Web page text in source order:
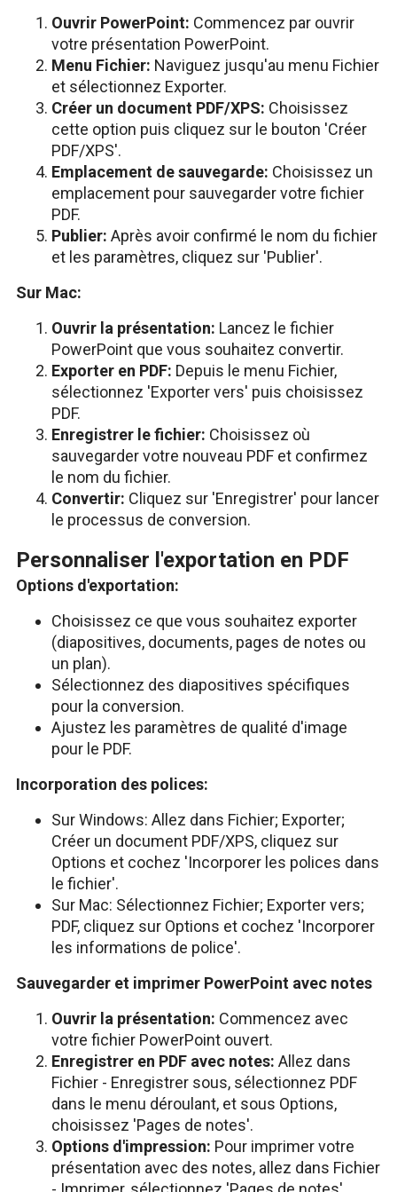
Ouvrir PowerPoint: Commencez par ouvrir
votre présentation PowerPoint.
Menu Fichier: Naviguez jusqu'au menu Fichier
et sélectionnez Exporter.
Créer un document PDF/XPS: Choisissez
cette option puis cliquez sur le bouton 'Créer
PDF/XPS'.
Emplacement de sauvegarde: Choisissez un
emplacement pour sauvegarder votre fichier
PDF.
Publier: Après avoir confirmé le nom du fichier
et les paramètres, cliquez sur 'Publier'.
Sur Mac:
Ouvrir la présentation: Lancez le fichier
PowerPoint que vous souhaitez convertir.
Exporter en PDF: Depuis le menu Fichier,
sélectionnez 'Exporter vers' puis choisissez
PDF.
Enregistrer le fichier: Choisissez où
sauvegarder votre nouveau PDF et confirmez
le nom du fichier.
Convertir: Cliquez sur 'Enregistrer' pour lancer
le processus de conversion.
Personnaliser l'exportation en PDF
Options d'exportation:
Choisissez ce que vous souhaitez exporter
(diapositives, documents, pages de notes ou
un plan).
Sélectionnez des diapositives spécifiques
pour la conversion.
Ajustez les paramètres de qualité d'image
pour le PDF.
Incorporation des polices:
Sur Windows: Allez dans Fichier; Exporter;
Créer un document PDF/XPS, cliquez sur
Options et cochez 'Incorporer les polices dans
le fichier'.
Sur Mac: Sélectionnez Fichier; Exporter vers;
PDF, cliquez sur Options et cochez 'Incorporer
les informations de police'.
Sauvegarder et imprimer PowerPoint avec notes
Ouvrir la présentation: Commencez avec
votre fichier PowerPoint ouvert.
Enregistrer en PDF avec notes: Allez dans
Fichier - Enregistrer sous, sélectionnez PDF
dans le menu déroulant, et sous Options,
choisissez 'Pages de notes'.
Options d'impression: Pour imprimer votre
présentation avec des notes, allez dans Fichier